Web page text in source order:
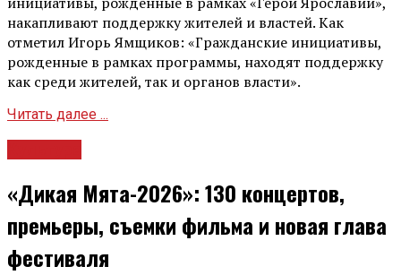
накапливают поддержку жителей и властей. Как
отметил Игорь Ямщиков: «Гражданские инициативы,
рожденные в рамках программы, находят поддержку
как среди жителей, так и органов власти».
Читать далее ...
«Дикая Мята-2026»: 130 концертов,
премьеры, съемки фильма и новая глава
фестиваля